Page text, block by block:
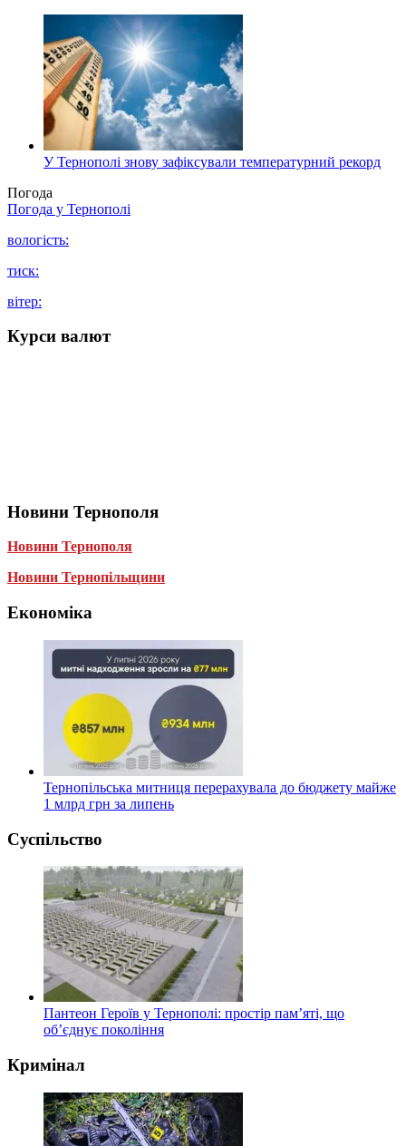
У Тернополі знову зафіксували температурний рекорд
Погода
Погода у Тернополі
вологість:
тиск:
вітер:
Курси валют
Новини Тернополя
Новини Тернополя
Новини Тернопільщини
Економіка
Тернопільська митниця перерахувала до бюджету майже
1 млрд грн за липень
Суспільство
Пантеон Героїв у Тернополі: простір пам’яті, що
об’єднує покоління
Кримінал